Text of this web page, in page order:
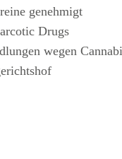
genehmigt
Drugs
wegen